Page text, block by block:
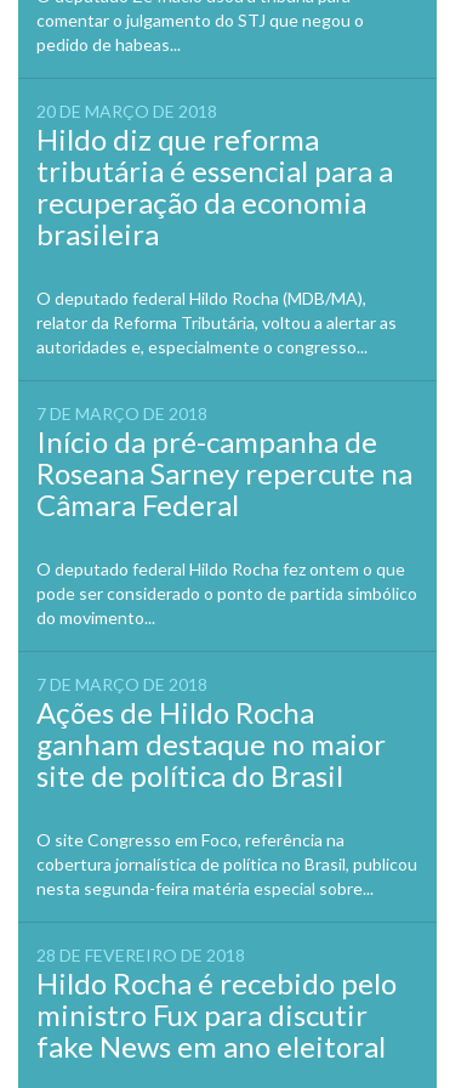
comentar o julgamento do STJ que negou o
pedido de habeas...
20 DE MARÇO DE 2018
Hildo diz que reforma
tributária é essencial para a
recuperação da economia
brasileira
O deputado federal Hildo Rocha (MDB/MA),
relator da Reforma Tributária, voltou a alertar as
autoridades e, especialmente o congresso...
7 DE MARÇO DE 2018
Início da pré-campanha de
Roseana Sarney repercute na
Câmara Federal
O deputado federal Hildo Rocha fez ontem o que
pode ser considerado o ponto de partida simbólico
do movimento...
7 DE MARÇO DE 2018
Ações de Hildo Rocha
ganham destaque no maior
site de política do Brasil
O site Congresso em Foco, referência na
cobertura jornalística de política no Brasil, publicou
nesta segunda-feira matéria especial sobre...
28 DE FEVEREIRO DE 2018
Hildo Rocha é recebido pelo
ministro Fux para discutir
fake News em ano eleitoral